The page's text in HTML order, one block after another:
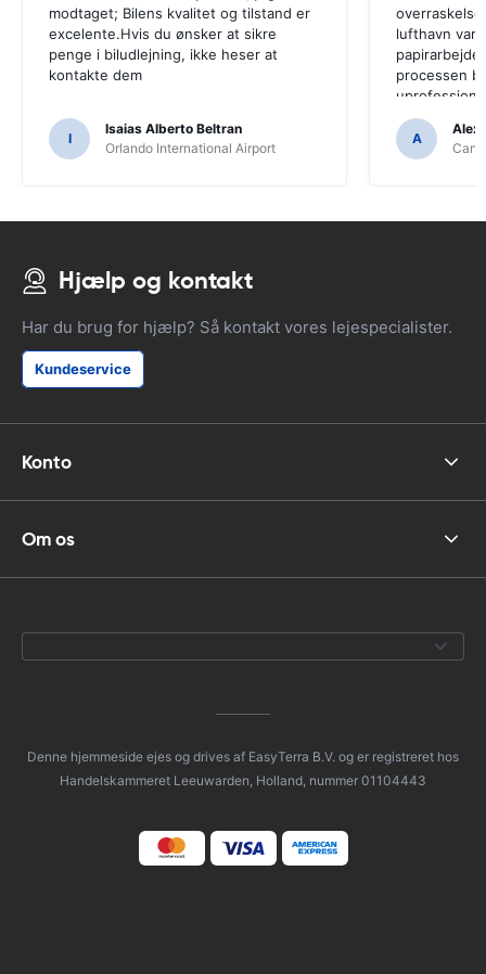
modtaget; Bilens kvalitet og tilstand er
excelente.Hvis du ønsker at sikre
penge i biludlejning, ikke heser at
kontakte dem
I
Isaias Alberto Beltran
Orlando International Airport
lufthavn var
processen
A
Alex
Hjælp og kontakt
Har du brug for hjælp? Så kontakt vores lejespecialister.
Kundeservice
Konto
Om os
Denne hjemmeside ejes og drives af EasyTerra B.V. og er registreret hos
Handelskammeret Leeuwarden, Holland, nummer 01104443